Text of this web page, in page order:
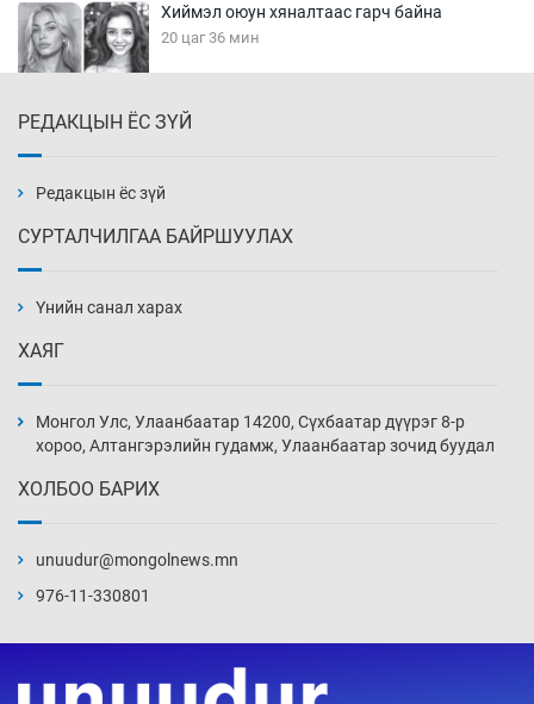
Хиймэл оюун хяналтаас гарч байна
20 цаг 36 мин
21 цаг 6 мин
нэмэгджээ
21 цаг 36 мин
22 цаг 6 мин
22 цаг 36 мин
РЕДАКЦЫН ЁС ЗҮЙ
Редакцын ёс зүй
СУРТАЛЧИЛГАА БАЙРШУУЛАХ
Үнийн санал харах
ХАЯГ
Монгол Улс, Улаанбаатар 14200, Сүхбаатар дүүрэг 8-р
хороо, Алтангэрэлийн гудамж, Улаанбаатар зочид буудал
ХОЛБОО БАРИХ
unuudur@mongolnews.mn
976-11-330801